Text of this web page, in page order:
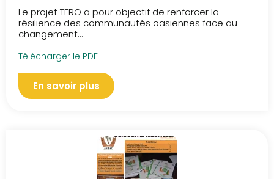
Le projet TERO a pour objectif de renforcer la
résilience des communautés oasiennes face au
changement...
Télécharger le PDF
En savoir plus